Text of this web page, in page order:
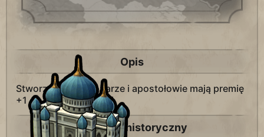
Opis
Stworzeni tu misjonarze i apostołowie mają premię
+1 do szerzenia religii.
Kontekst historyczny